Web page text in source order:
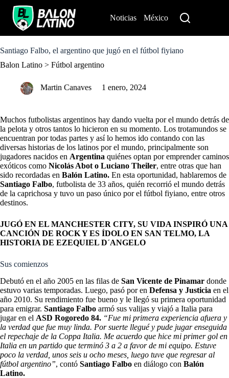
o
o
Noticias México
Santiago Falbo, el argentino que jugó en el fútbol fiyiano
Balon Latino > Fútbol argentino
Martin Canaves 1 enero, 2024
Muchos futbolistas argentinos hay dando vuelta por el mundo detrás de
la pelota y otros tantos lo hicieron en su momento. Los trotamundos se
encuentran por todas partes y así lo hemos ido contando con las
diversas historias de los latinos por el mundo, principalmente son
jugadores nacidos en Argentina quiénes optan por emprender caminos
exóticos como Nicolás Abot o Luciano Theiler, entre otras que han
sido recordadas en Balón Latino. En esta oportunidad, hablaremos de
Santiago Falbo, futbolista de 33 años, quién recorrió el mundo detrás
de la caprichosa y tuvo un paso único por el fútbol fiyiano, entre otros
destinos.
JUGÓ EN EL MANCHESTER CITY, SU VIDA INSPIRÓ UNA
CANCIÓN DE ROCK Y ES ÍDOLO EN SAN TELMO, LA
HISTORIA DE EZEQUIEL D´ANGELO
Sus comienzos
Debutó en el año 2005 en las filas de San Vicente de Pinamar donde
estuvo varias temporadas. Luego, pasó por en Defensa y Justicia en el
año 2010. Su rendimiento fue bueno y le llegó su primera oportunidad
para emigrar. Santiago Falbo armó sus valijas y viajó a Italia para
jugar en el ASD Rogoredo 84. “Fue mi primera experiencia afuera y
la verdad que fue muy linda. Por suerte llegué y pude jugar enseguida
el repechaje de la Coppa Italia. Me acuerdo que hice mi primer gol en
Italia en un partido que terminó 3 a 2 a favor de mi equipo. Estuve
poco la verdad, unos seis u ocho meses, luego tuve que regresar al
fútbol argentino”, contó Santiago Falbo en diálogo con Balón
Latino.